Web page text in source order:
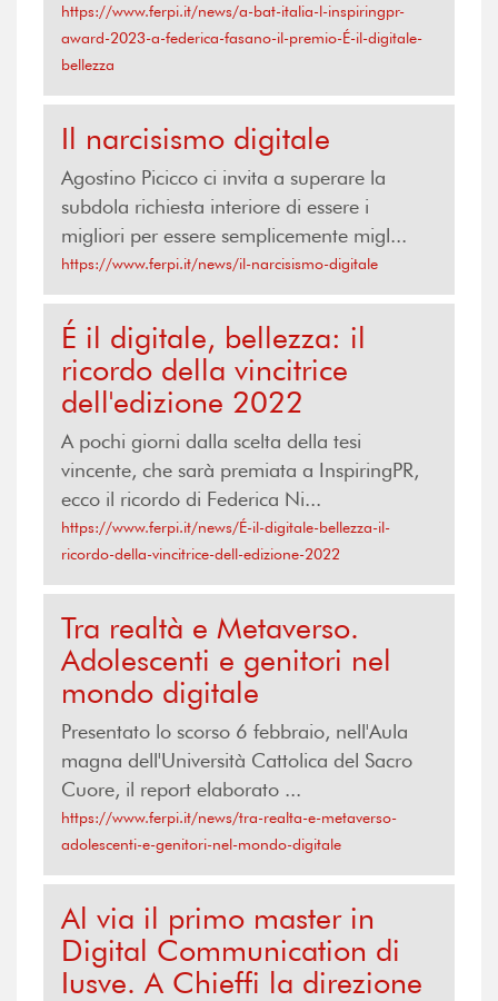
https://www.ferpi.it/news/a-bat-italia-l-inspiringpr-
award-2023-a-federica-fasano-il-premio-É-il-digitale-
bellezza
Il narcisismo digitale
Agostino Picicco ci invita a superare la
subdola richiesta interiore di essere i
migliori per essere semplicemente migl...
https://www.ferpi.it/news/il-narcisismo-digitale
É il digitale, bellezza: il
ricordo della vincitrice
dell'edizione 2022
A pochi giorni dalla scelta della tesi
vincente, che sarà premiata a InspiringPR,
ecco il ricordo di Federica Ni...
https://www.ferpi.it/news/É-il-digitale-bellezza-il-
ricordo-della-vincitrice-dell-edizione-2022
Tra realtà e Metaverso.
Adolescenti e genitori nel
mondo digitale
Presentato lo scorso 6 febbraio, nell'Aula
magna dell'Università Cattolica del Sacro
Cuore, il report elaborato ...
https://www.ferpi.it/news/tra-realta-e-metaverso-
adolescenti-e-genitori-nel-mondo-digitale
Al via il primo master in
Digital Communication di
Iusve. A Chieffi la direzione